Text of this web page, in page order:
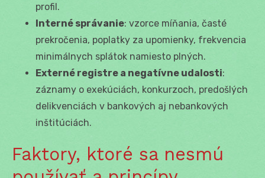
profil.
Interné správanie: vzorce míňania, časté
prekročenia, poplatky za upomienky, frekvencia
minimálnych splátok namiesto plných.
Externé registre a negatívne udalosti:
záznamy o exekúciách, konkurzoch, predošlých
delikvenciách v bankových aj nebankových
inštitúciách.
Faktory, ktoré sa nesmú